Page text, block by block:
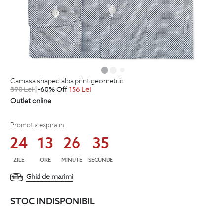
camasa shaped alba print geometric
390Lei | -60% Off 156 Lei
Outlet online
Promotia expira in:
24
ZILE
13
ORE
26
MINUTE
34
SECUNDE
Ghid de marimi
STOC INDISPONIBIL